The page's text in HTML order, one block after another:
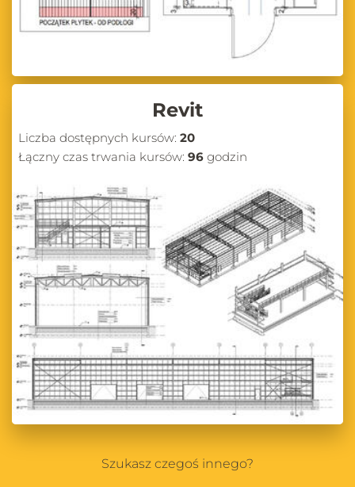
Revit
Liczba dostępnych kursów: 20
Łączny czas trwania kursów: 96 godzin
Szukasz czegoś innego?